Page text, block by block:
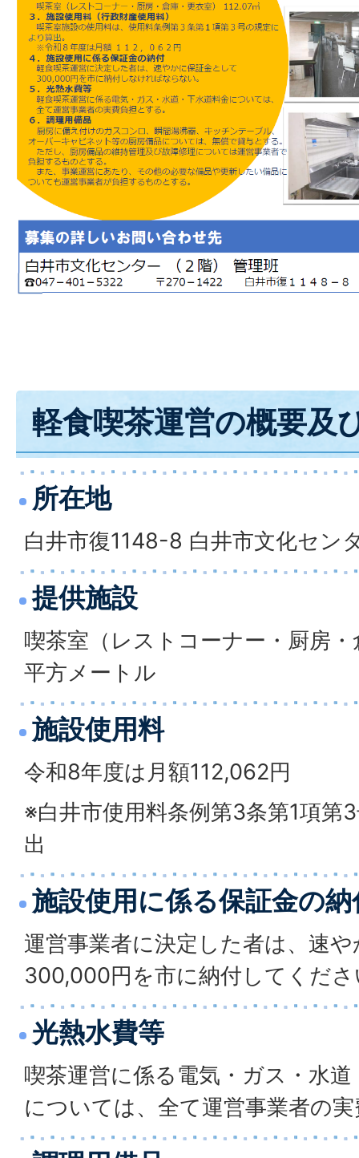
軽食喫茶運営の概要及
所在地
白井市復1148-8 白井市文化セン
提供施設
喫茶室（レストコーナー・厨房
平方メートル
施設使用料
令和8年度は月額112,062円
※白井市使用料条例第3条第1項第
出
施設使用に係る保証金の納
運営事業者に決定した者は、速
300,000円を市に納付してくだ
光熱水費等
喫茶運営に係る電気・ガス・水
については、全て運営事業者の